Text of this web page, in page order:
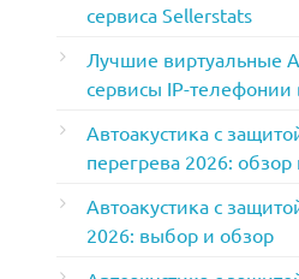
сервиса Sellerstats
Лучшие виртуальные
сервисы IP-телефонии
Автоакустика с
перегрева 2026:
Автоакустика с
2026: выбор и обзор